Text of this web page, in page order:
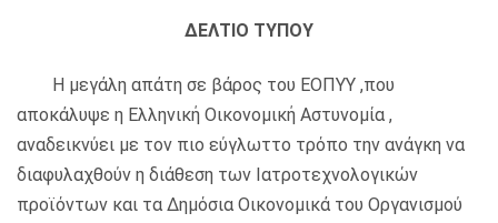
ΔΕΛΤΙΟ ΤΥΠΟΥ
Η μεγάλη απάτη σε βάρος του ΕΟΠΥΥ ,που
αποκάλυψε η Ελληνική Οικονομική Αστυνομία ,
αναδεικνύει με τον πιο εύγλωττο τρόπο την ανάγκη να
διαφυλαχθούν η διάθεση των Ιατροτεχνολογικών
προϊόντων και τα Δημόσια Οικονομικά του Οργανισμού